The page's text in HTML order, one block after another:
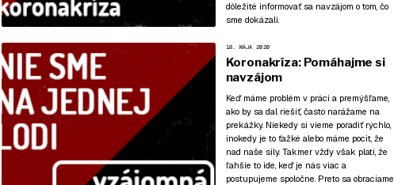
dôležité informovať sa navzájom o tom, čo
sme dokázali.
18. MÁJA 2020
Koronakríza: Pomáhajme si
navzájom
Keď máme problém v práci a premýšľame,
ako by sa dal riešiť, často narážame na
prekážky. Niekedy si vieme poradiť rýchlo,
inokedy je to ťažké alebo máme pocit, že
nad naše sily. Takmer vždy však platí, že
ľahšie to ide, keď je nás viac a
postupujeme spoločne. Preto sa obraciame